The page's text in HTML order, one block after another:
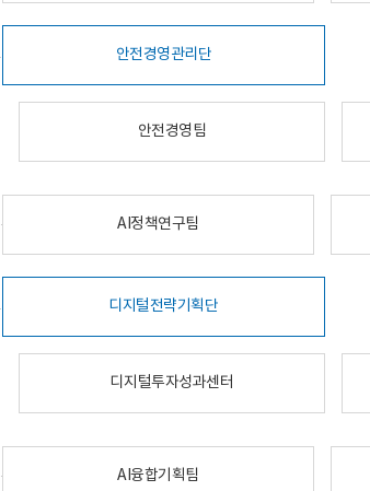
안전경영관리단
안전경영팀
AI정책연구팀
디지털전략기획단
디지털투자성과센터
AI융합기획팀